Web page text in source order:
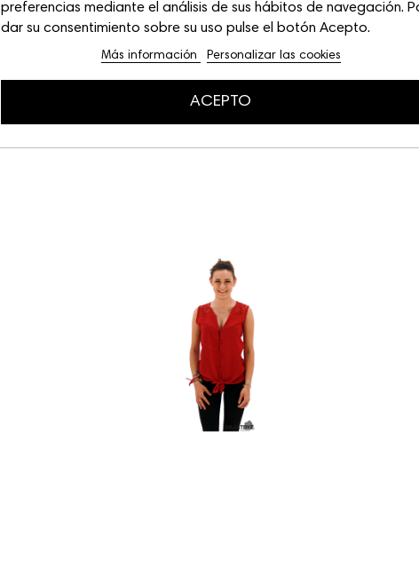
preferencias mediante el análisis de sus hábitos de navegación.
dar su consentimiento sobre su uso pulse el botón Acepto.
Más información Personalizar las cookies
ACEPTO